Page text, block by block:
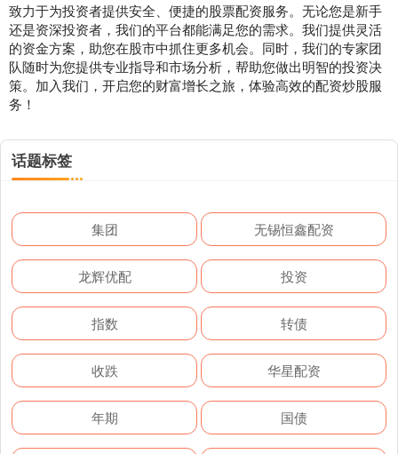
致力于为投资者提供安全、便捷的股票配资服务。无论您是新手
还是资深投资者，我们的平台都能满足您的需求。我们提供灵活
的资金方案，助您在股市中抓住更多机会。同时，我们的专家团
队随时为您提供专业指导和市场分析，帮助您做出明智的投资决
策。加入我们，开启您的财富增长之旅，体验高效的配资炒股服
务！
话题标签
集团 无锡恒鑫配资
龙辉优配 投资
指数 转债
收跌 华星配资
年期 国债